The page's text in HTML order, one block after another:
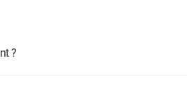
?